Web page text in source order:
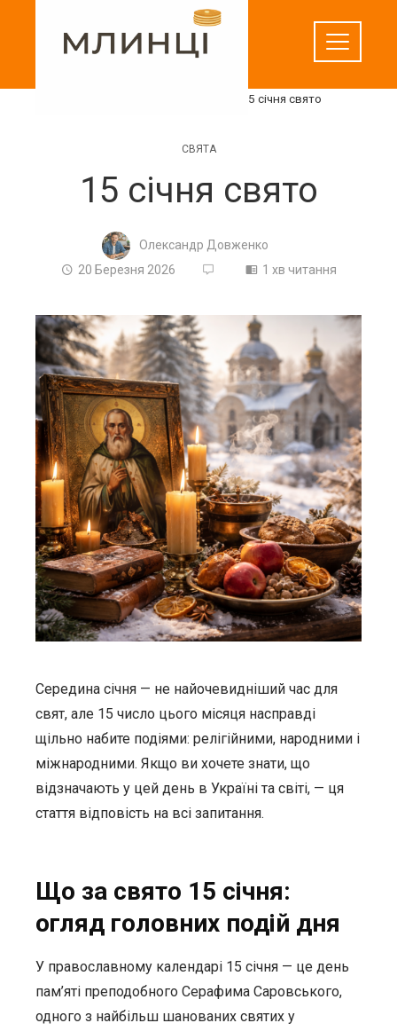
15 січня свято
СВЯТА
15 січня свято
Олександр Довженко
20 Березня 2026
1 хв читання
Середина січня — не найочевидніший час для
свят, але 15 число цього місяця насправді
щільно набите подіями: релігійними, народними і
міжнародними. Якщо ви хочете знати, що
відзначають у цей день в Україні та світі, — ця
стаття відповість на всі запитання.
Що за свято 15 січня:
огляд головних подій дня
У православному календарі 15 січня — це день
пам’яті преподобного Серафима Саровського,
одного з найбільш шанованих святих у